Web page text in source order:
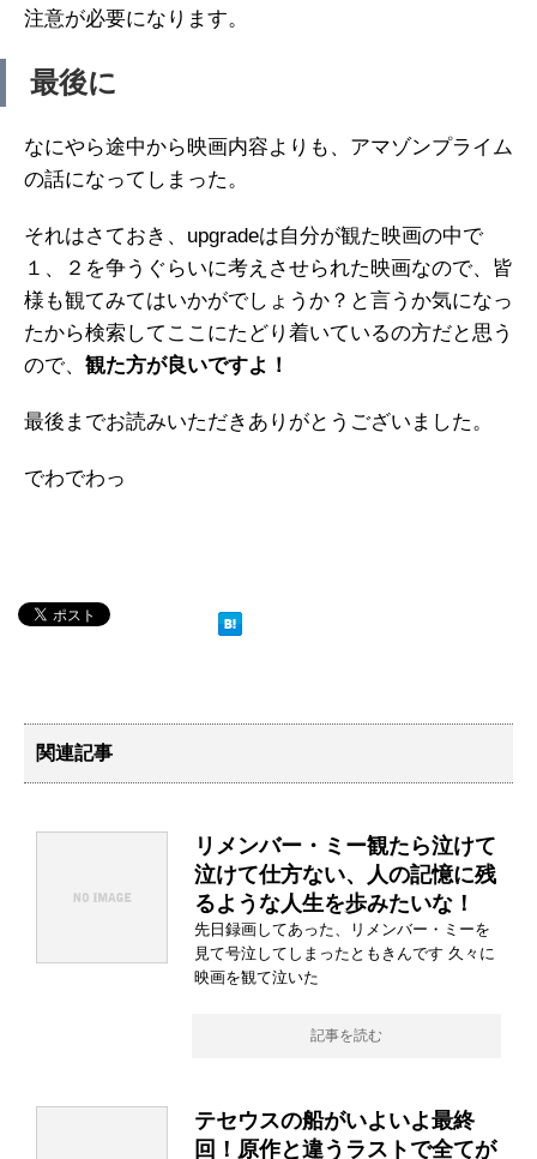
注意が必要になります。
最後に
なにやら途中から映画内容よりも、アマゾンプライム
の話になってしまった。
それはさておき、upgradeは自分が観た映画の中で
１、２を争うぐらいに考えさせられた映画なので、皆
様も観てみてはいかがでしょうか？と言うか気になっ
たから検索してここにたどり着いているの方だと思う
ので、 観た方が良いですよ！
最後までお読みいただきありがとうございました。
でわでわっ
関連記事
リメンバー・ミー観たら泣けて
泣けて仕方ない、人の記憶に残
るような人生を歩みたいな！
先日録画してあった、リメンバー・ミーを
見て号泣してしまったともきんです 久々に
映画を観て泣いた
記事を読む
テセウスの船がいよいよ最終
回！原作と違うラストで全てが